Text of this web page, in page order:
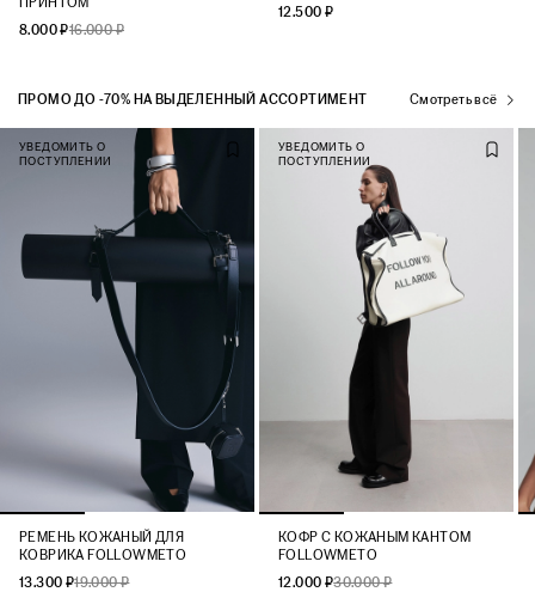
8.000 ₽16.000 ₽
12.500 ₽
ПРОМО ДО -70% НА ВЫДЕЛЕННЫЙ АССОРТИМЕНТ Смотреть всё
УВЕДОМИТЬ О
ПОСТУПЛЕНИИ
РЕМЕНЬ КОЖАНЫЙ ДЛЯ
КОВРИКА FOLLOWMETO
13.300 ₽19.000 ₽
УВЕДОМИТЬ О
ПОСТУПЛЕНИИ
КОФР С КОЖАНЫМ КАНТОМ
FOLLOWMETO
12.000 ₽30.000 ₽